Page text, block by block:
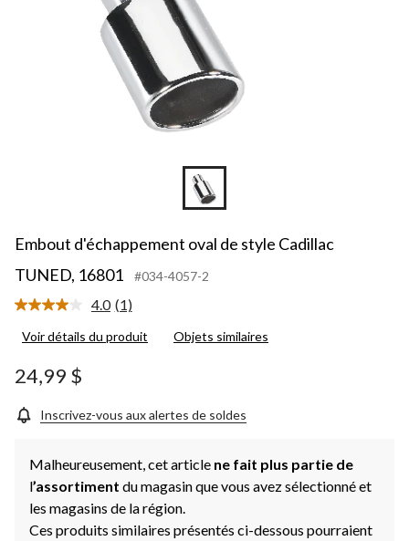
Embout d'échappement oval de style Cadillac
TUNED, 16801
#034-4057-2
4.0 Lire
commentaire.
page.
(1)
Voir détails du produit Objets similaires
24,99 $
Inscrivez-vous aux alertes de soldes
Malheureusement, cet article ne fait plus partie de
l’assortiment du magasin que vous avez sélectionné et
les magasins de la région.
Ces produits similaires présentés ci-dessous pourraient